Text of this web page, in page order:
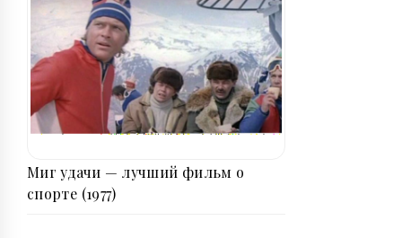
Миг удачи — лучший фильм о
спорте (1977)